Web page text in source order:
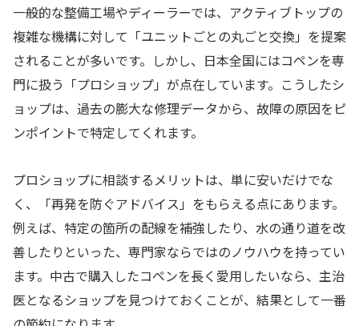
一般的な整備工場やディーラーでは、アクティブトップの
複雑な機構に対して「ユニットごとの丸ごと交換」を提案
されることが多いです。しかし、日本全国にはコペンを専
門に扱う「プロショップ」が点在しています。こうしたシ
ョップは、過去の膨大な修理データから、故障の原因をピ
ンポイントで特定してくれます。
プロショップに相談するメリットは、単に安いだけでな
く、「再発を防ぐアドバイス」をもらえる点にあります。
例えば、特定の箇所の配線を補強したり、水の通り道を改
善したりといった、専門家ならではのノウハウを持ってい
ます。中古で購入したコペンを長く愛用したいなら、主治
医となるショップを見つけておくことが、結果として一番